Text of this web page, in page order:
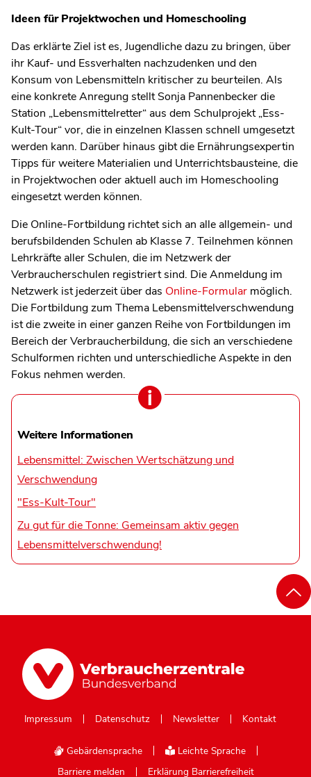
Ideen für Projektwochen und Homeschooling
Das erklärte Ziel ist es, Jugendliche dazu zu bringen, über
ihr Kauf- und Essverhalten nachzudenken und den
Konsum von Lebensmitteln kritischer zu beurteilen. Als
eine konkrete Anregung stellt Sonja Pannenbecker die
Station „Lebensmittelretter“ aus dem Schulprojekt „Ess-
Kult-Tour“ vor, die in einzelnen Klassen schnell umgesetzt
werden kann. Darüber hinaus gibt die Ernährungsexpertin
Tipps für weitere Materialien und Unterrichtsbausteine, die
in Projektwochen oder aktuell auch im Homeschooling
eingesetzt werden können.
Die Online-Fortbildung richtet sich an alle allgemein- und
berufsbildenden Schulen ab Klasse 7. Teilnehmen können
Lehrkräfte aller Schulen, die im Netzwerk der
Verbraucherschulen registriert sind. Die Anmeldung im
Netzwerk ist jederzeit über das Online-Formular möglich.
Die Fortbildung zum Thema Lebensmittelverschwendung
ist die zweite in einer ganzen Reihe von Fortbildungen im
Bereich der Verbraucherbildung, die sich an verschiedene
Schulformen richten und unterschiedliche Aspekte in den
Fokus nehmen werden.
Weitere Informationen
Lebensmittel: Zwischen Wertschätzung und
Verschwendung
"Ess-Kult-Tour"
Zu gut für die Tonne: Gemeinsam aktiv gegen
Lebensmittelverschwendung!
Impressum Datenschutz Newsletter Kontakt
Gebärdensprache
Leichte Sprache
Barriere melden
Erklärung Barrierefreiheit